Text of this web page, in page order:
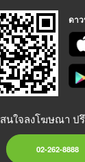
ดา
สนใจลงโฆษณา ป
02-262-8888